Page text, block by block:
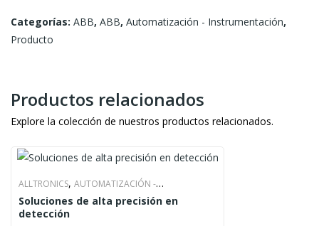
Categorías: ABB, ABB, Automatización - Instrumentación,
Producto
Productos relacionados
Explore la colección de nuestros productos relacionados.
ALLTRONICS, AUTOMATIZACIÓN -
INSTRUMENTACIÓN,ELECTRICIDAD, OPTEX
PRODUCTO
Soluciones de alta precisión en
detección